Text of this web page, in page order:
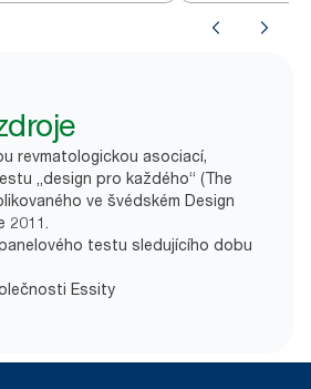
revmatologickou asociací,
„design pro každého“ (The
ve švédském Design
2011.
testu sledujícího dobu
Essity